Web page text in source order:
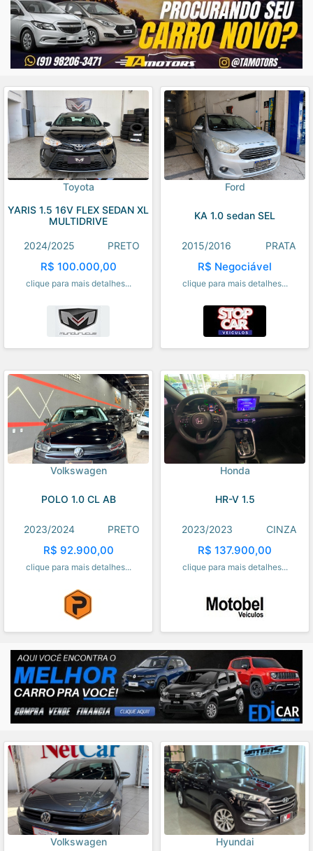
Toyota
YARIS 1.5 16V FLEX SEDAN XL
MULTIDRIVE
2024/2025 PRETO
R$ 100.000,00
clique para mais detalhes...
Ford
KA 1.0 sedan SEL
2015/2016 PRATA
R$ Negociável
clique para mais detalhes...
Volkswagen
POLO 1.0 CL AB
2023/2024 PRETO
R$ 92.900,00
clique para mais detalhes...
Honda
HR-V 1.5
2023/2023 CINZA
R$ 137.900,00
clique para mais detalhes...
Volkswagen Hyundai